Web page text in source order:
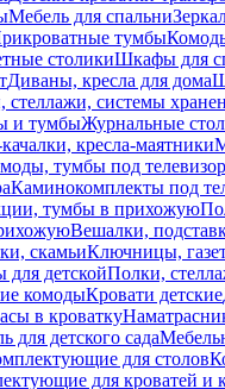
Мебель для спальни
тумбы
столикиШкафы для
Диваны, кресла для дома
стеллажи, системы
и тумбыЖурнальные
кресла-маятники
тумбы под телевизор
Каминокомплекты под
тумбы в прихожую
Вешалки,
скамьиКлючницы,
детскойПолки,
комодыКровати детские
в кроватку
для детского сада
для столов
для кроватей и